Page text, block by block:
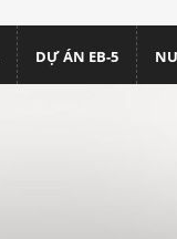
DỰ ÁN EB-5